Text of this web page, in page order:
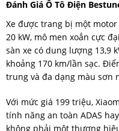
Đánh Giá Ô Tô Điện
Xe được trang bị một
20 kW, mô men xoắn cực
sàn xe có dung lượng 13,9
khoảng 170 km/lần sạc.
trung và đa dạng màu sơn
Với mức giá 199 triệu,
tính năng an toàn ADAS
không phải một thương